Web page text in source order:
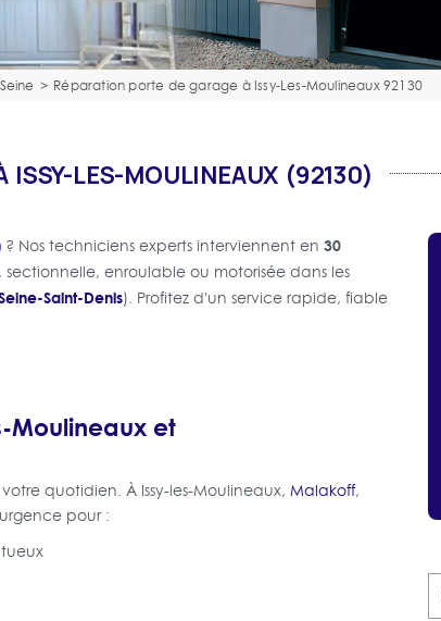
> Réparation porte de garage à Issy-Les-Moulineaux 92130
ISSY-LES-MOULINEAUX (92130)
? Nos techniciens experts interviennent en 30
enroulable ou motorisée dans les
Saint-Denis). Profitez d'un service rapide, fiable
Moulineaux et
quotidien. À Issy-les-Moulineaux, Malakoff,
pour :